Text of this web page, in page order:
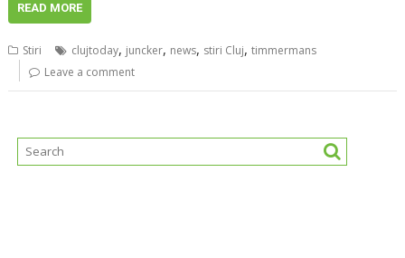
READ MORE
Stiri clujtoday, juncker, news, stiri Cluj,timmermans
Leave a comment